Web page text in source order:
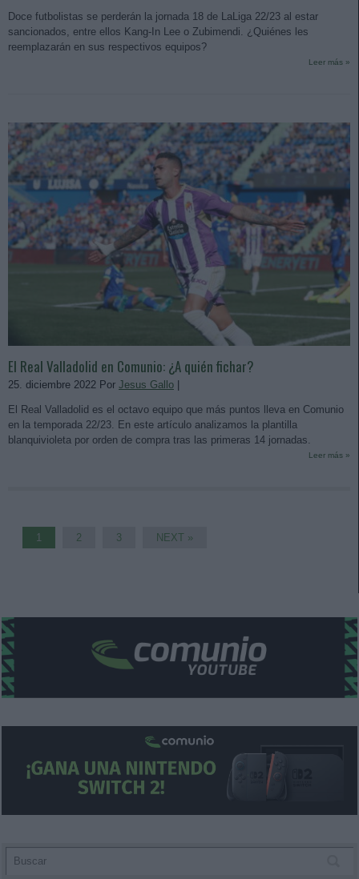
Doce futbolistas se perderán la jornada 18 de LaLiga 22/23 al estar
sancionados, entre ellos Kang-In Lee o Zubimendi. ¿Quiénes les
reemplazarán en sus respectivos equipos?
Leer más »
El Real Valladolid en Comunio: ¿A quién fichar?
25. diciembre 2022 Por Jesus Gallo
El Real Valladolid es el octavo equipo que más puntos lleva en Comunio
en la temporada 22/23. En este artículo analizamos la plantilla
blanquivioleta por orden de compra tras las primeras 14 jornadas.
Leer más »
1 2 3 NEXT »